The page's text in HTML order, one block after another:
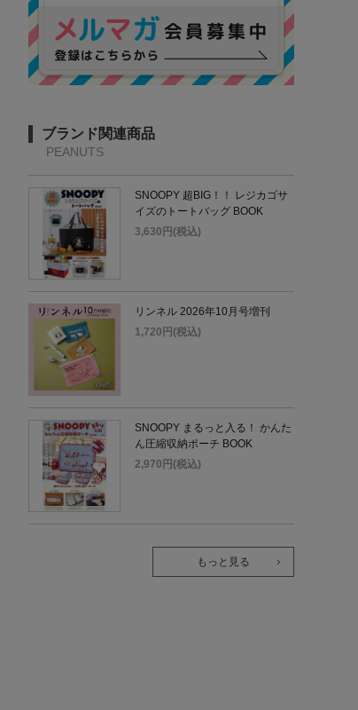
ブランド関連商品
PEANUTS
SNOOPY 超BIG！！ レジカゴサ
イズのトートバッグ BOOK
3,630円(税込)
リンネル 2026年10月号増刊
1,720円(税込)
SNOOPY まるっと入る！ かんた
ん圧縮収納ポーチ BOOK
2,970円(税込)
もっと見る